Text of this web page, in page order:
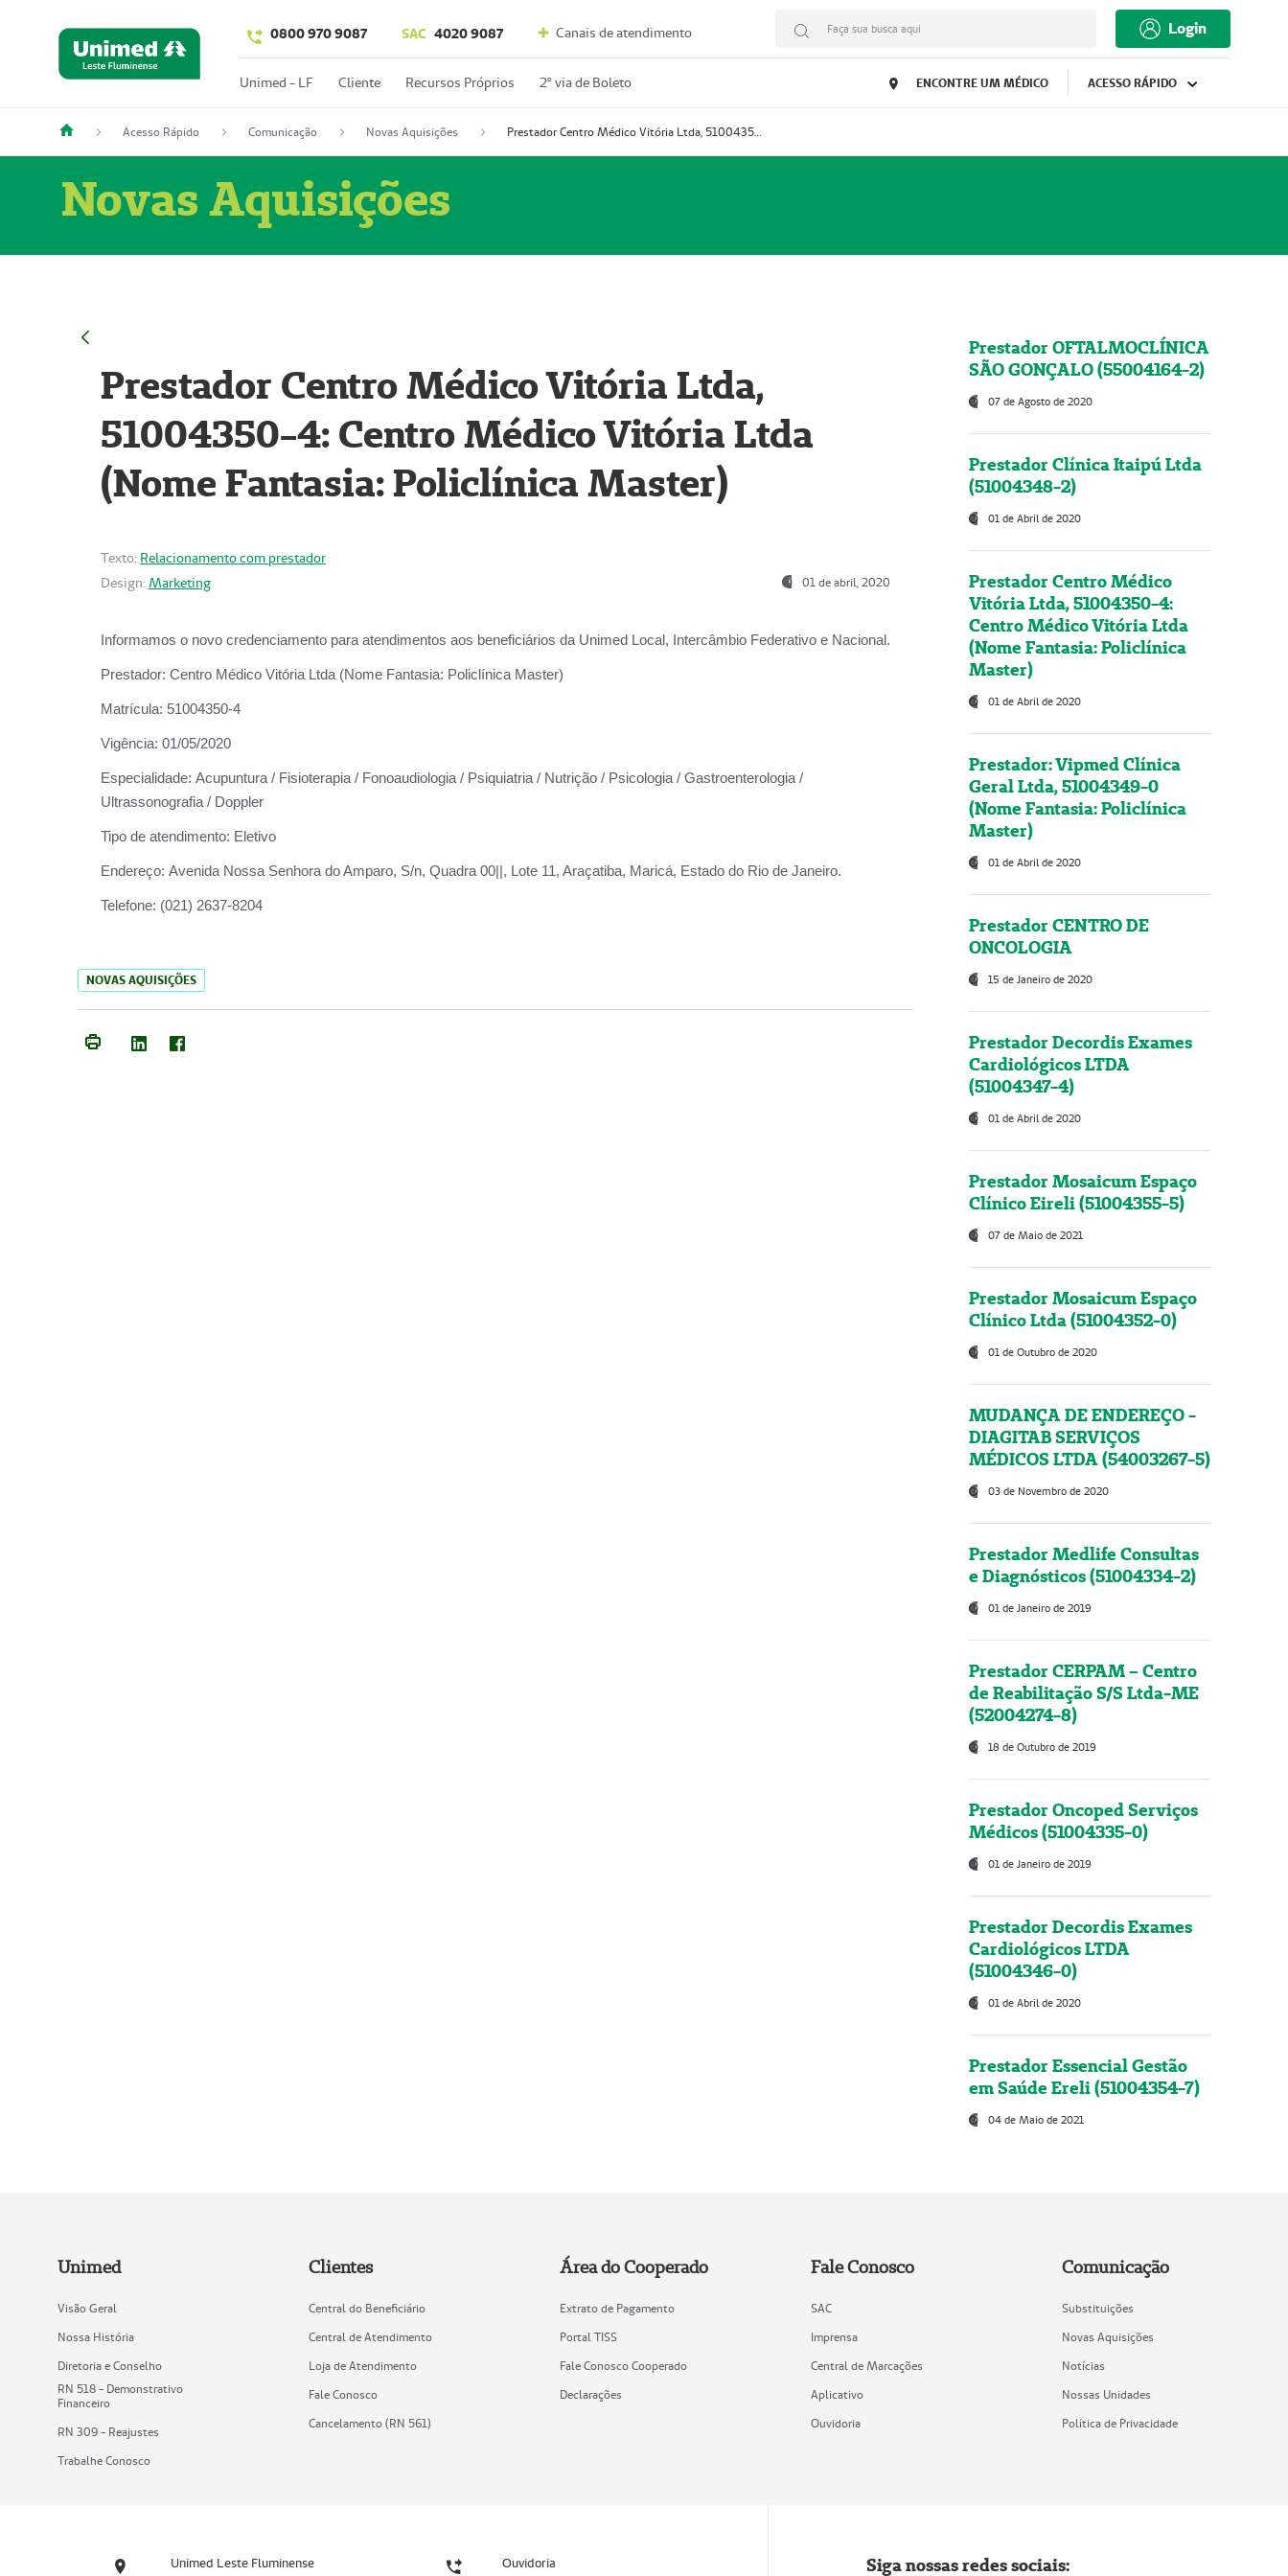
0800 970 9087 SAC 4020 9087 Canais de atendimento Faça sua busca aqui Login
Unimed - LF Cliente Recursos Próprios 2º via de Boleto ENCONTRE UM MÉDICO ACESSO RÁPIDO
Acesso Rápido Comunicação Novas Aquisições Prestador Centro Médico Vitória Ltda, 51004350-4: Centro Médico Vitória Ltda (Nome Fantasia: Policlínica Master)
Novas Aquisições
Prestador Centro Médico Vitória Ltda,
51004350-4: Centro Médico Vitória Ltda
(Nome Fantasia: Policlínica Master)
Texto: Relacionamento com prestador
Design: Marketing 01 de abril, 2020
Informamos o novo credenciamento para atendimentos aos beneficiários da Unimed Local, Intercâmbio Federativo e Nacional.
Prestador: Centro Médico Vitória Ltda (Nome Fantasia: Policlínica Master)
Matrícula: 51004350-4
Vigência: 01/05/2020
Especialidade: Acupuntura / Fisioterapia / Fonoaudiologia / Psiquiatria / Nutrição / Psicologia / Gastroenterologia /
Ultrassonografia / Doppler
Tipo de atendimento: Eletivo
Endereço: Avenida Nossa Senhora do Amparo, S/n, Quadra 00||, Lote 11, Araçatiba, Maricá, Estado do Rio de Janeiro.
Telefone: (021) 2637-8204
NOVAS AQUISIÇÕES
Prestador OFTALMOCLÍNICA
SÃO GONÇALO (55004164-2)
07 de Agosto de 2020
Prestador Clínica Itaipú Ltda
(51004348-2)
01 de Abril de 2020
Prestador Centro Médico
Vitória Ltda, 51004350-4:
Centro Médico Vitória Ltda
(Nome Fantasia: Policlínica
Master)
01 de Abril de 2020
Prestador: Vipmed Clínica
Geral Ltda, 51004349-0
(Nome Fantasia: Policlínica
Master)
01 de Abril de 2020
Prestador CENTRO DE
ONCOLOGIA
15 de Janeiro de 2020
Prestador Decordis Exames
Cardiológicos LTDA
(51004347-4)
01 de Abril de 2020
Prestador Mosaicum Espaço
Clínico Eireli (51004355-5)
07 de Maio de 2021
Prestador Mosaicum Espaço
Clínico Ltda (51004352-0)
01 de Outubro de 2020
MUDANÇA DE ENDEREÇO -
DIAGITAB SERVIÇOS
MÉDICOS LTDA (54003267-5)
03 de Novembro de 2020
Prestador Medlife Consultas
e Diagnósticos (51004334-2)
01 de Janeiro de 2019
Prestador CERPAM – Centro
de Reabilitação S/S Ltda-ME
(52004274-8)
18 de Outubro de 2019
Prestador Oncoped Serviços
Médicos (51004335-0)
01 de Janeiro de 2019
Prestador Decordis Exames
Cardiológicos LTDA
(51004346-0)
01 de Abril de 2020
Prestador Essencial Gestão
em Saúde Ereli (51004354-7)
04 de Maio de 2021
Unimed
Visão Geral
Nossa História
Diretoria e Conselho
RN 518 - Demonstrativo
Financeiro
RN 309 - Reajustes
Trabalhe Conosco
Clientes
Central do Beneficiário
Central de Atendimento
Loja de Atendimento
Fale Conosco
Cancelamento (RN 561)
Área do Cooperado
Extrato de Pagamento
Portal TISS
Fale Conosco Cooperado
Declarações
Fale Conosco
SAC
Imprensa
Central de Marcações
Aplicativo
Ouvidoria
Comunicação
Substituições
Novas Aquisições
Notícias
Nossas Unidades
Política de Privacidade
Unimed Leste Fluminense Ouvidoria Siga nossas redes sociais: